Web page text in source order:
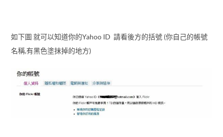
如下圖 就可以知道你的Yahoo ID 請看後方的括號 (你自己的帳號
名稱,有黑色塗抹掉的地方)